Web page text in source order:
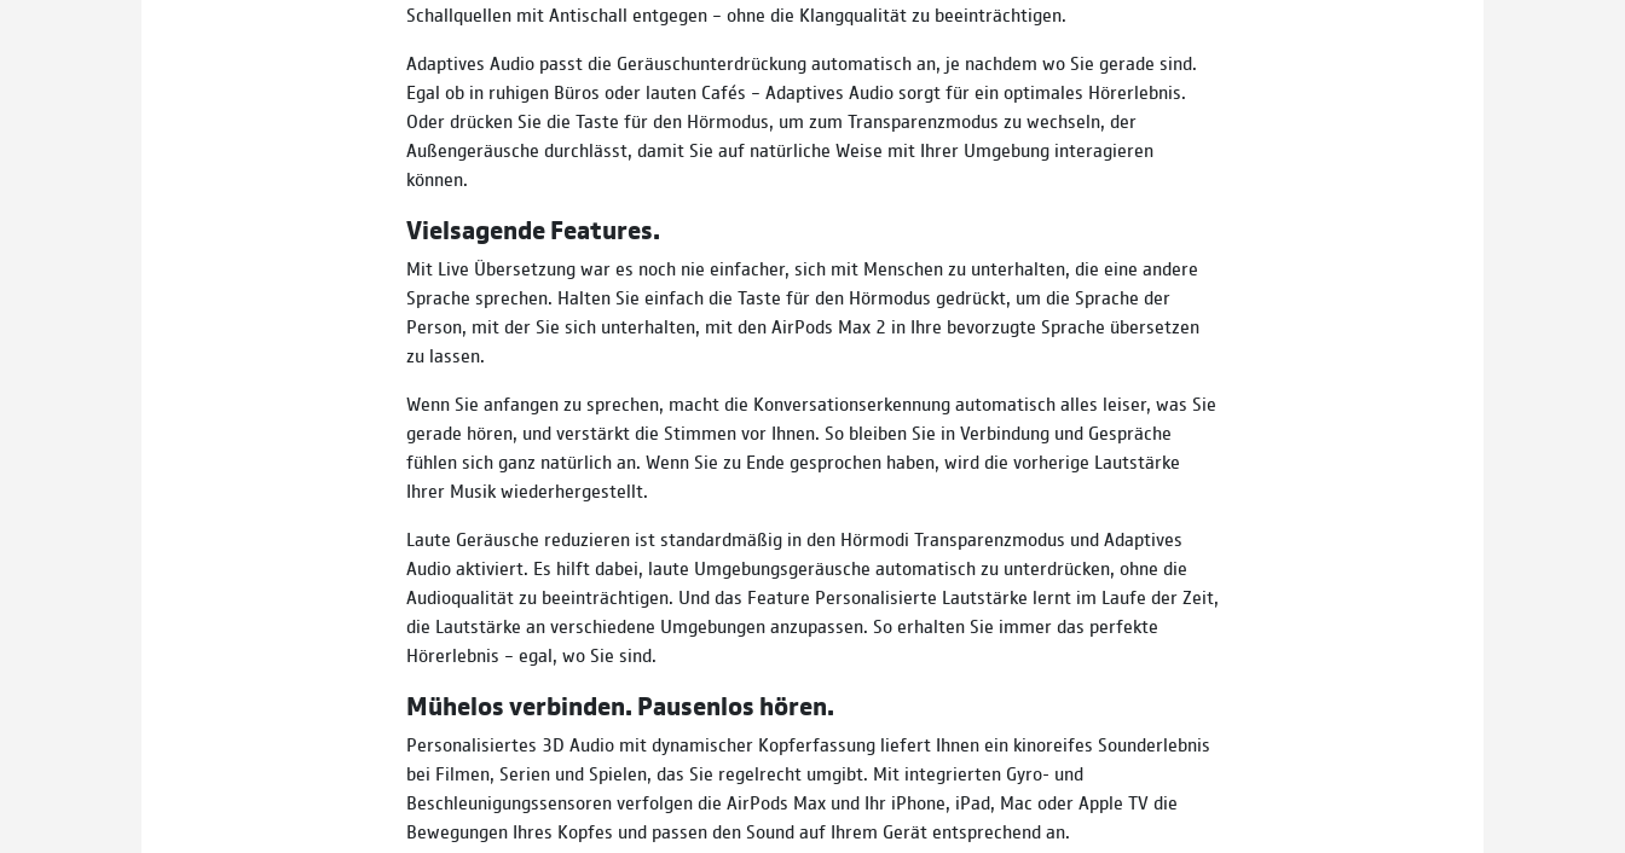
Schallquellen mit Antischall entgegen – ohne die Klangqualität zu beeinträchtigen.
Adaptives Audio passt die Geräuschunterdrückung automatisch an, je nachdem wo Sie gerade sind.
Egal ob in ruhigen Büros oder lauten Cafés – Adaptives Audio sorgt für ein optimales Hörerlebnis.
Oder drücken Sie die Taste für den Hörmodus, um zum Transparenzmodus zu wechseln, der
Außengeräusche durchlässt, damit Sie auf natürliche Weise mit Ihrer Umgebung interagieren
können.
Vielsagende Features.
Mit Live Übersetzung war es noch nie einfacher, sich mit Menschen zu unterhalten, die eine andere
Sprache sprechen. Halten Sie einfach die Taste für den Hörmodus gedrückt, um die Sprache der
Person, mit der Sie sich unterhalten, mit den AirPods Max 2 in Ihre bevorzugte Sprache übersetzen
zu lassen.
Wenn Sie anfangen zu sprechen, macht die Konversationserkennung automatisch alles leiser, was Sie
gerade hören, und verstärkt die Stimmen vor Ihnen. So bleiben Sie in Verbindung und Gespräche
fühlen sich ganz natürlich an. Wenn Sie zu Ende gesprochen haben, wird die vorherige Lautstärke
Ihrer Musik wiederhergestellt.
Laute Geräusche reduzieren ist standardmäßig in den Hörmodi Transparenzmodus und Adaptives
Audio aktiviert. Es hilft dabei, laute Umgebungsgeräusche automatisch zu unterdrücken, ohne die
Audioqualität zu beeinträchtigen. Und das Feature Personalisierte Lautstärke lernt im Laufe der Zeit,
die Lautstärke an verschiedene Umgebungen anzupassen. So erhalten Sie immer das perfekte
Hörerlebnis – egal, wo Sie sind.
Mühelos verbinden. Pausenlos hören.
Personalisiertes 3D Audio mit dynamischer Kopferfassung liefert Ihnen ein kinoreifes Sounderlebnis
bei Filmen, Serien und Spielen, das Sie regelrecht umgibt. Mit integrierten Gyro- und
Beschleunigungssensoren verfolgen die AirPods Max und Ihr iPhone, iPad, Mac oder Apple TV die
Bewegungen Ihres Kopfes und passen den Sound auf Ihrem Gerät entsprechend an.